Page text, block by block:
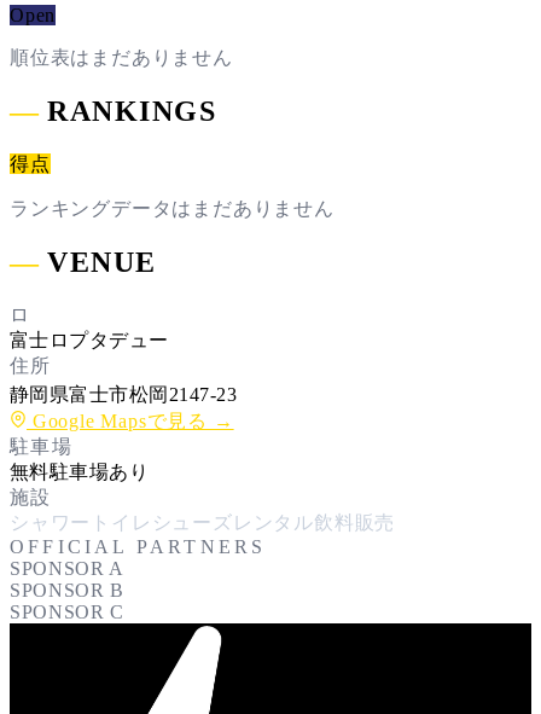
Open
順位表はまだありません
― RANKINGS
得点
ランキングデータはまだありません
― VENUE
ロ
富士ロプタデュー
住所
静岡県富士市松岡2147-23
Google Mapsで見る →
駐車場
無料駐車場あり
施設
シャワー トイレ シューズレンタル飲料販売
OFFICIAL PARTNERS
SPONSOR A
SPONSOR B
SPONSOR C